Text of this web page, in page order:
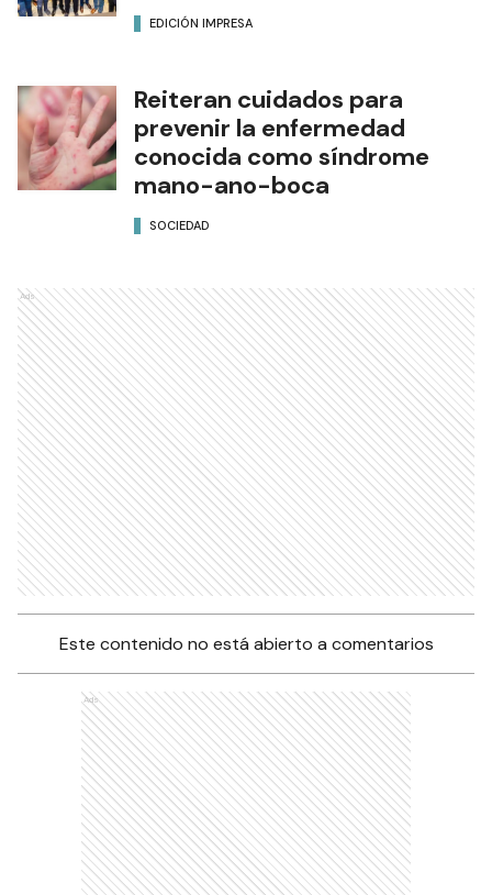
EDICIÓN IMPRESA
Reiteran cuidados para
prevenir la enfermedad
conocida como síndrome
mano-ano-boca
SOCIEDAD
Ads
Este contenido no está abierto a comentarios
Ads